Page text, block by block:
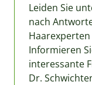
Leiden Sie
nach
Informieren
interessante
Dr.